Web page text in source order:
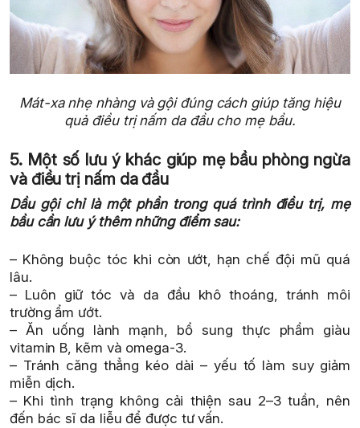
Mát-xa nhẹ nhàng và gội đúng cách giúp tăng hiệu
quả điều trị nấm da đầu cho mẹ bầu.
5. Một số lưu ý khác giúp mẹ bầu phòng ngừa
và điều trị nấm da đầu
Dầu gội chỉ là một phần trong quá trình điều trị, mẹ
bầu cần lưu ý thêm những điểm sau:
– Không buộc tóc khi còn ướt, hạn chế đội mũ quá
lâu.
– Luôn giữ tóc và da đầu khô thoáng, tránh môi
trường ẩm ướt.
– Ăn uống lành mạnh, bổ sung thực phẩm giàu
vitamin B, kẽm và omega-3.
– Tránh căng thẳng kéo dài – yếu tố làm suy giảm
miễn dịch.
– Khi tình trạng không cải thiện sau 2–3 tuần, nên
đến bác sĩ da liễu để được tư vấn.